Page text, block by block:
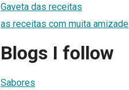
Gaveta das receitas
as receitas com muita amizade
Blogs I follow
Sabores